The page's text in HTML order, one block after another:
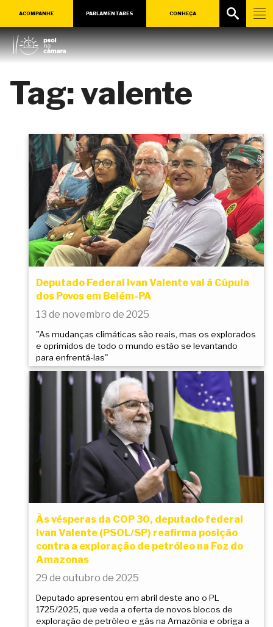
ACOMPANHE PARLAMENTARES CONHEÇA
Tag:valente
Deputado Federal Ivan Valente vai à Cúpula
dos Povos em Belém-PA
13 de novembro de 2025
"As mudanças climáticas são reais, mas os explorados
e oprimidos de todo o mundo estão se levantando
para enfrentá-las"
Às vésperas da COP 30, deputado federal
Ivan Valente (PSOL/SP) reafirma posição
contra a exploração de petróleo na Foz do
Amazonas
29 de outubro de 2025
Deputado apresentou em abril deste ano o PL
1725/2025, que veda a oferta de novos blocos de
exploração de petróleo e gás na Amazônia e obriga a